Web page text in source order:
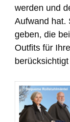
werden und
Aufwand hat.
geben, die
Outfits für